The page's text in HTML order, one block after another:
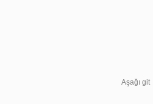
Aşağı git